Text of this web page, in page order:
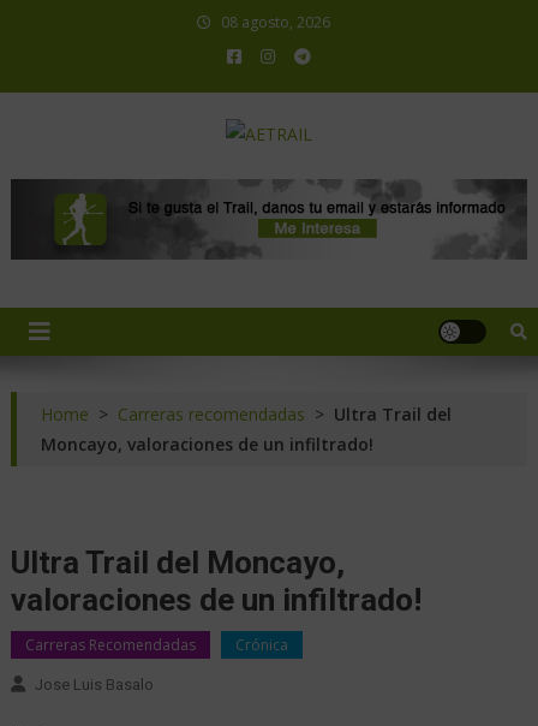
08 agosto, 2026
Home > Carreras recomendadas > Ultra Trail del
Moncayo, valoraciones de un infiltrado!
Ultra Trail del Moncayo,
valoraciones de un infiltrado!
Carreras Recomendadas Crónica
Jose Luis Basalo